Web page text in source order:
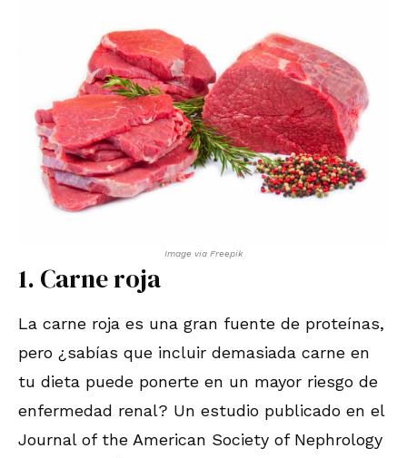
Image via Freepik
1. Carne roja
La carne roja es una gran fuente de proteínas,
pero ¿sabías que incluir demasiada carne en
tu dieta puede ponerte en un mayor riesgo de
enfermedad renal? Un estudio publicado en el
Journal of the American Society of Nephrology